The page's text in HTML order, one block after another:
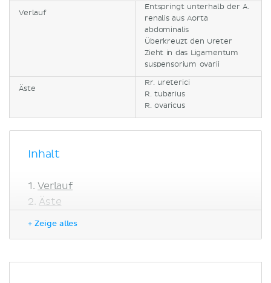
Verlauf
Entspringt unterhalb der A.
renalis aus Aorta
abdominalis
Überkreuzt den Ureter
Zieht in das Ligamentum
suspensorium ovarii
Äste
Rr. ureterici
R. tubarius
R. ovaricus
Inhalt
Verlauf
Äste
+ Zeige alles